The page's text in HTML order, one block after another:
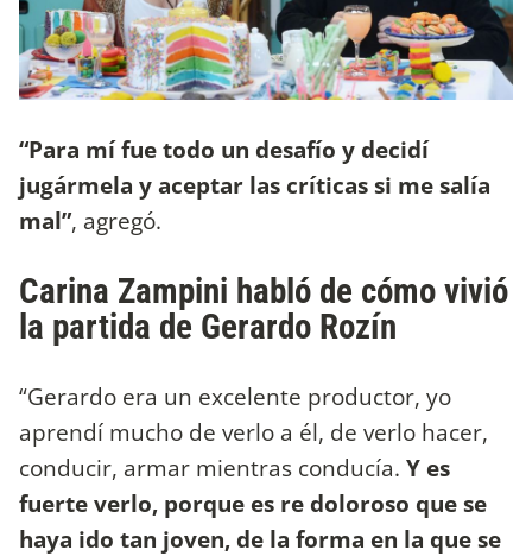
“Para mí fue todo un desafío y decidí
jugármela y aceptar las críticas si me salía
mal”, agregó.
Carina Zampini habló de cómo vivió
la partida de Gerardo Rozín
“Gerardo era un excelente productor, yo
aprendí mucho de verlo a él, de verlo hacer,
conducir, armar mientras conducía. Y es
fuerte verlo, porque es re doloroso que se
haya ido tan joven, de la forma en la que se